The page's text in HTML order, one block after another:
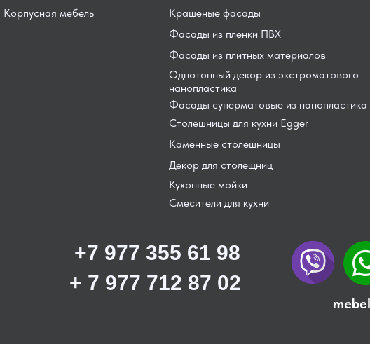
+ 7 977 712 87 02
+7 977 355 61 98
Каменные столешницы
Столешницы для кухни Egger
Декор для столещниц
Крашеные фасады
Фасады из пленки ПВХ
Фасады из плитных материалов
Однотонный декор из экстроматового
нанопластика
Фасады суперматовые из нанопластика
Кухонные мойки
Корпусная мебель
Смесители для кухни